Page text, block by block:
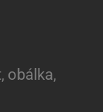
obálka,